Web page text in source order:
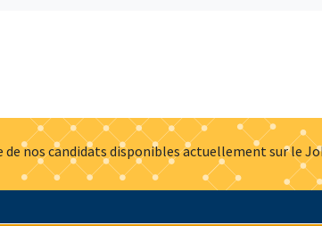
de nos candidats disponibles actuellement sur le